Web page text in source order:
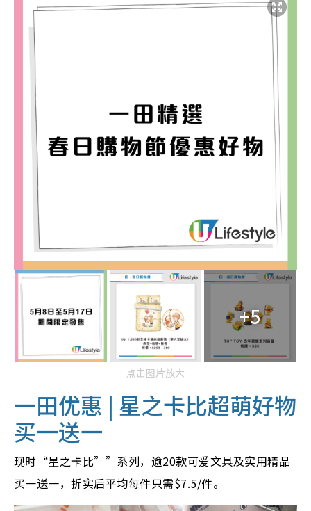
+5
点击图片放大
一田优惠 | 星之卡比超萌好物
买一送一
现时“星之卡比””系列，逾20款可爱文具及实用精品
买一送一，折实后平均每件只需$7.5/件。